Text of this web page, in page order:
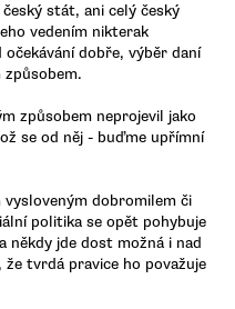
stát, ani celý český
vedením nikterak
dobře, výběr daní
způsobem neprojevil jako
se od něj - buďme upřímní
vysloveným dobromilem či
politika se opět pohybuje
někdy jde dost možná i nad
tvrdá pravice ho považuje